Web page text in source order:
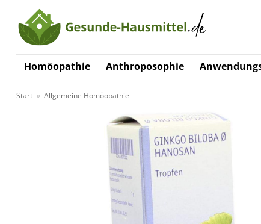
Inhalt
springen
Homöopathie Anthroposophie
Start » Allgemeine Homöopathie